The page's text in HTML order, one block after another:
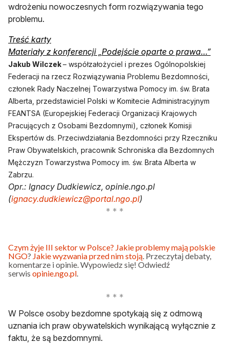
wdrożeniu nowoczesnych form rozwiązywania tego
problemu.
Treść karty
Materiały z konferencji „Podejście oparte o prawa…”
Jakub Wilczek– współzałożyciel i prezes Ogólnopolskiej
Federacji na rzecz Rozwiązywania Problemu Bezdomności,
członek Rady Naczelnej Towarzystwa Pomocy im. św. Brata
Alberta, przedstawiciel Polski w Komitecie Administracyjnym
FEANTSA (Europejskiej Federacji Organizacji Krajowych
Pracujących z Osobami Bezdomnymi), członek Komisji
Ekspertów ds. Przeciwdziałania Bezdomności przy Rzeczniku
Praw Obywatelskich, pracownik Schroniska dla Bezdomnych
Mężczyzn Towarzystwa Pomocy im. św. Brata Alberta w
Zabrzu.
Opr.: Ignacy Dudkiewicz, opinie.ngo.pl
(ignacy.dudkiewicz@portal.ngo.pl)
Czym żyje III sektor w Polsce? Jakie problemy mają polskie
NGO? Jakie wyzwania przed nim stoją . Przeczytaj debaty,
komentarze i opinie. Wypowiedz się! Odwiedź
serwis opinie.ngo.pl
W Polsce osoby bezdomne spotykają się z odmową
uznania ich praw obywatelskich wynikającą wyłącznie z
faktu, że są bezdomnymi.